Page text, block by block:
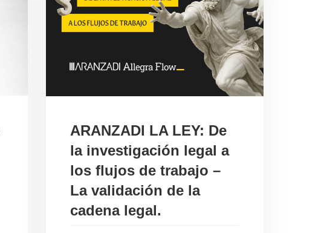
ARANZADI LA LEY: De
la investigación legal a
los flujos de trabajo –
La validación de la
cadena legal.